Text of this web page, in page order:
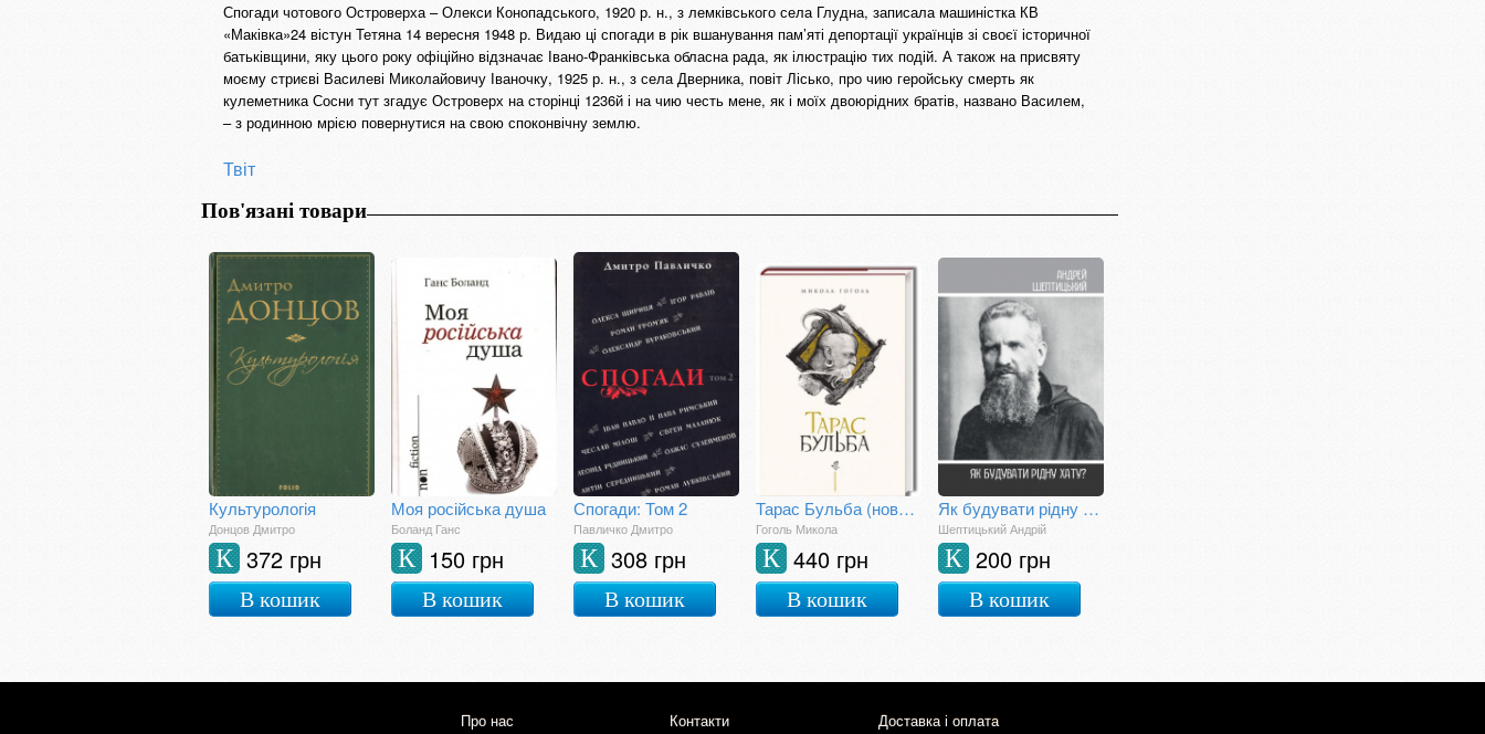
Спогади чотового Островерха – Олекси Конопадського, 1920 р. н., з лемківського села Глудна, записала машиністка КВ
«Маківка»24 вістун Тетяна 14 вересня 1948 р. Видаю ці спогади в рік вшанування пам’яті депортації українців зі своєї історичної
батьківщини, яку цього року офіційно відзначає Івано-Франківська обласна рада, як ілюстрацію тих подій. А також на присвяту
моєму стриєві Василеві Миколайовичу Іваночку, 1925 р. н., з села Дверника, повіт Лісько, про чию геройську смерть як
кулеметника Сосни тут згадує Островерх на сторінці 1236й і на чию честь мене, як і моїх двоюрідних братів, названо Василем,
– з родинною мрією повернутися на свою споконвічну землю.
Твіт
Пов'язані товари
Культурологія
Донцов Дмитро
372 грн
К
В кошик
Моя російська душа
Боланд Ганс
150 грн
К
В кошик
Спогади: Том 2
Павличко Дмитро
308 грн
К
В кошик
Тарас Бульба (нове ілюстроване видання)
Гоголь Микола
440 грн
К
В кошик
Як будувати рідну хату?
Шептицький Андрій
200 грн
К
В кошик
Про нас Контакти Доставка і оплата